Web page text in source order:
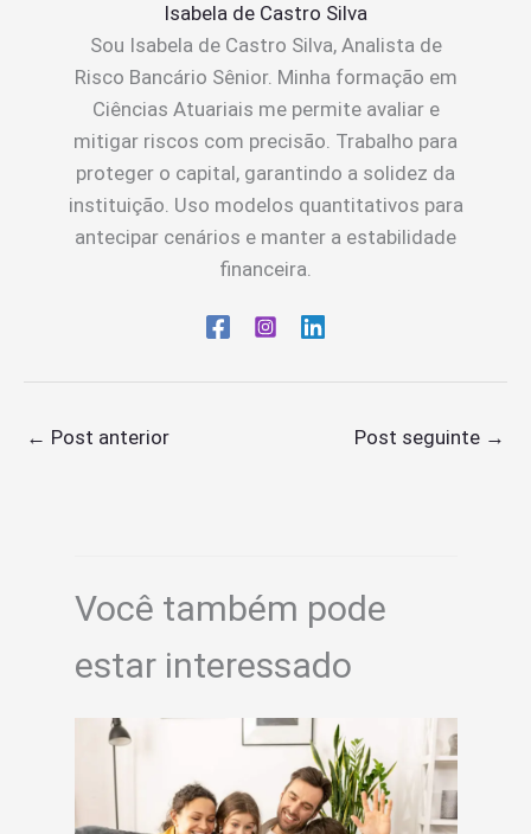
Isabela de Castro Silva
Sou Isabela de Castro Silva, Analista de
Risco Bancário Sênior. Minha formação em
Ciências Atuariais me permite avaliar e
mitigar riscos com precisão. Trabalho para
proteger o capital, garantindo a solidez da
instituição. Uso modelos quantitativos para
antecipar cenários e manter a estabilidade
financeira.
← Post anterior Post seguinte →
Você também pode
estar interessado